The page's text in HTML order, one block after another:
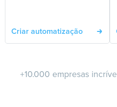
Criar automatização
+10.000 empresas